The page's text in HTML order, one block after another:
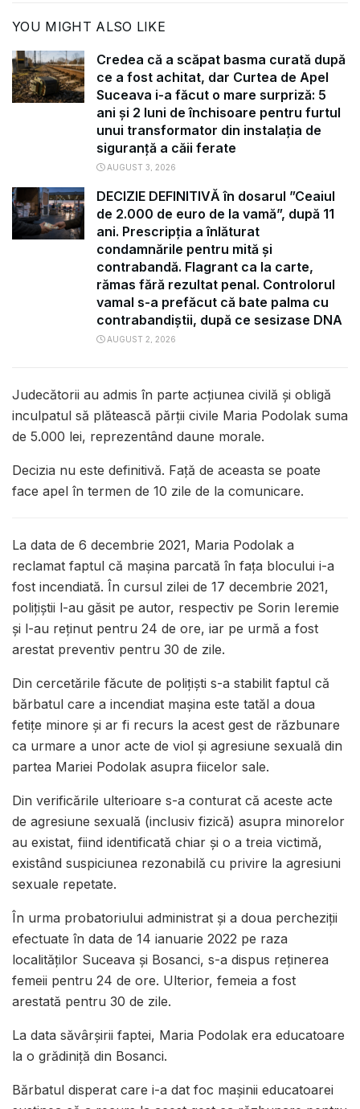
YOU MIGHT ALSO LIKE
Credea că a scăpat basma curată după
ce a fost achitat, dar Curtea de Apel
Suceava i-a făcut o mare surpriză: 5
ani și 2 luni de închisoare pentru furtul
unui transformator din instalația de
siguranță a căii ferate
AUGUST 3, 2026
DECIZIE DEFINITIVĂ în dosarul ”Ceaiul
de 2.000 de euro de la vamă”, după 11
ani. Prescripția a înlăturat
condamnările pentru mită și
contrabandă. Flagrant ca la carte,
rămas fără rezultat penal. Controlorul
vamal s-a prefăcut că bate palma cu
contrabandiștii, după ce sesizase DNA
AUGUST 2, 2026
Judecătorii au admis în parte acţiunea civilă şi obligă
inculpatul să plătească părții civile Maria Podolak suma
de 5.000 lei, reprezentând daune morale.
Decizia nu este definitivă. Față de aceasta se poate
face apel în termen de 10 zile de la comunicare.
La data de 6 decembrie 2021, Maria Podolak a
reclamat faptul că mașina parcată în fața blocului i-a
fost incendiată. În cursul zilei de 17 decembrie 2021,
polițiștii l-au găsit pe autor, respectiv pe Sorin Ieremie
și l-au reținut pentru 24 de ore, iar pe urmă a fost
arestat preventiv pentru 30 de zile.
Din cercetările făcute de polițiști s-a stabilit faptul că
bărbatul care a incendiat mașina este tatăl a doua
fetițe minore și ar fi recurs la acest gest de răzbunare
ca urmare a unor acte de viol și agresiune sexuală din
partea Mariei Podolak asupra fiicelor sale.
Din verificările ulterioare s-a conturat că aceste acte
de agresiune sexuală (inclusiv fizică) asupra minorelor
au existat, fiind identificată chiar și o a treia victimă,
existând suspiciunea rezonabilă cu privire la agresiuni
sexuale repetate.
În urma probatoriului administrat și a doua percheziții
efectuate în data de 14 ianuarie 2022 pe raza
localităţilor Suceava și Bosanci, s-a dispus reținerea
femeii pentru 24 de ore. Ulterior, femeia a fost
arestată pentru 30 de zile.
La data săvârșirii faptei, Maria Podolak era educatoare
la o grădiniță din Bosanci.
Bărbatul disperat care i-a dat foc mașinii educatoarei